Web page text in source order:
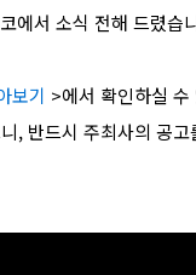
에서 소식 전해 드렸습
보기 >에서 확인하실 수
, 반드시 주최사의 공